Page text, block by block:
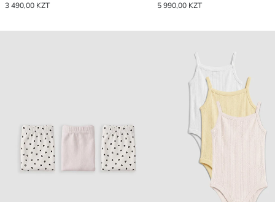
3 490,00 KZT
5 990,00 KZT